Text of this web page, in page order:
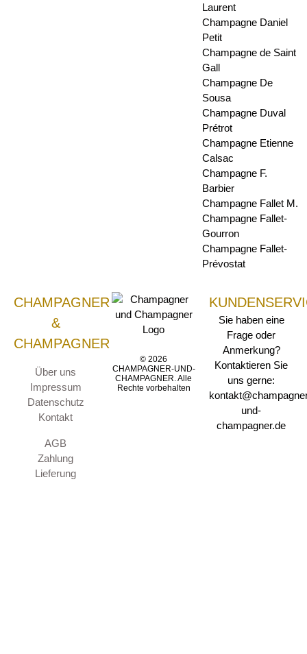
Laurent
Champagne Daniel
Petit
Champagne de Saint
Gall
Champagne De
Sousa
Champagne Duval
Prétrot
Champagne Etienne
Calsac
Champagne F.
Barbier
Champagne Fallet M.
Champagne Fallet-
Gourron
Champagne Fallet-
Prévostat
CHAMPAGNER
&
CHAMPAGNER
Über uns
Impressum
Datenschutz
Kontakt
AGB
Zahlung
Lieferung
© 2026
CHAMPAGNER-UND-
CHAMPAGNER. Alle
Rechte vorbehalten
Sie haben eine
Frage oder
Anmerkung?
Kontaktieren Sie
uns gerne:
und-
champagner.de